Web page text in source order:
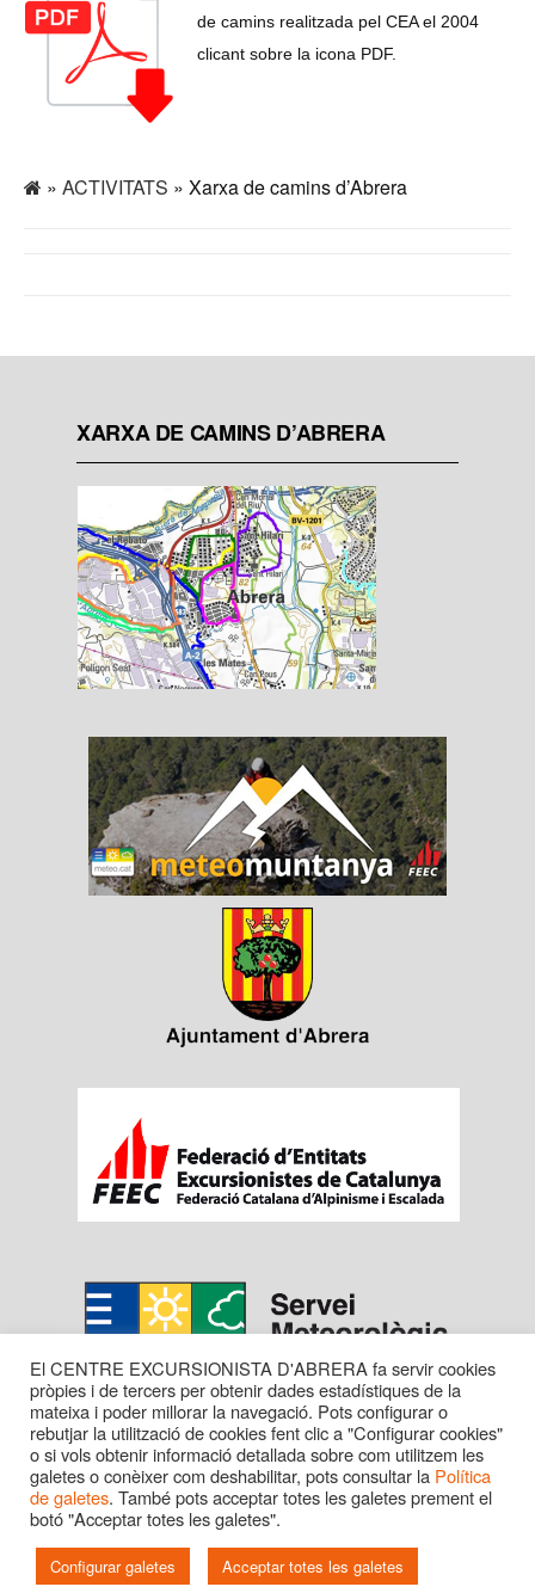
de camins realitzada pel CEA el 2004
clicant sobre la icona PDF.
» ACTIVITATS » Xarxa de camins d’Abrera
XARXA DE CAMINS D’ABRERA
Copyright © 2016 CENTRE EXC. D'ABRERA. Tots els
drets reservats.
El CENTRE EXCURSIONISTA D'ABRERA fa servir cookies
pròpies i de tercers per obtenir dades estadístiques de la
mateixa i poder millorar la navegació. Pots configurar o
rebutjar la utilització de cookies fent clic a "Configurar cookies"
o si vols obtenir informació detallada sobre com utilitzem les
galetes o conèixer com deshabilitar, pots consultar la Política
de galetes. També pots acceptar totes les galetes prement el
botó "Acceptar totes les galetes".
Configurar galetes Acceptar totes les galetes